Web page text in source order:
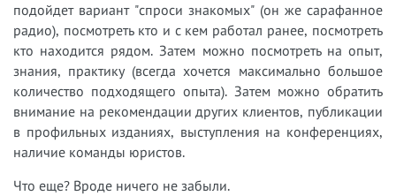
подойдет вариант "спроси знакомых" (он же сарафанное
радио), посмотреть кто и с кем работал ранее, посмотреть
кто находится рядом. Затем можно посмотреть на опыт,
знания, практику (всегда хочется максимально большое
количество подходящего опыта). Затем можно обратить
внимание на рекомендации других клиентов, публикации
в профильных изданиях, выступления на конференциях,
наличие команды юристов.
Что еще? Вроде ничего не забыли.